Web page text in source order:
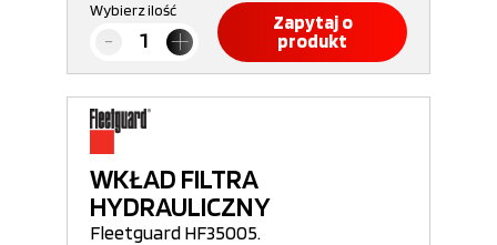
Wybierz ilość
Zapytaj o
produkt
WKŁAD FILTRA
HYDRAULICZNY
Fleetguard HF35005.